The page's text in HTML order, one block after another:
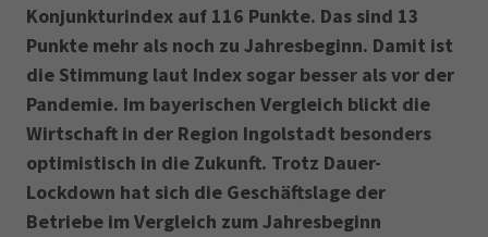
Konjunkturindex auf 116 Punkte. Das sind 13
Punkte mehr als noch zu Jahresbeginn. Damit ist
die Stimmung laut Index sogar besser als vor der
Pandemie. Im bayerischen Vergleich blickt die
Wirtschaft in der Region Ingolstadt besonders
optimistisch in die Zukunft. Trotz Dauer-
Lockdown hat sich die Geschäftslage der
Betriebe im Vergleich zum Jahresbeginn